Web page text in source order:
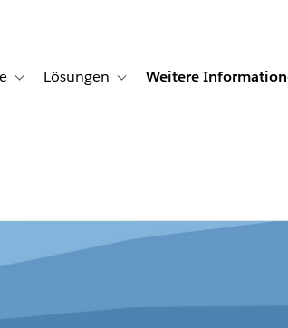
Produkte
Toggle sub-navigation for Kundenberichte
Lösungen Toggle sub-navigation for
Weitere